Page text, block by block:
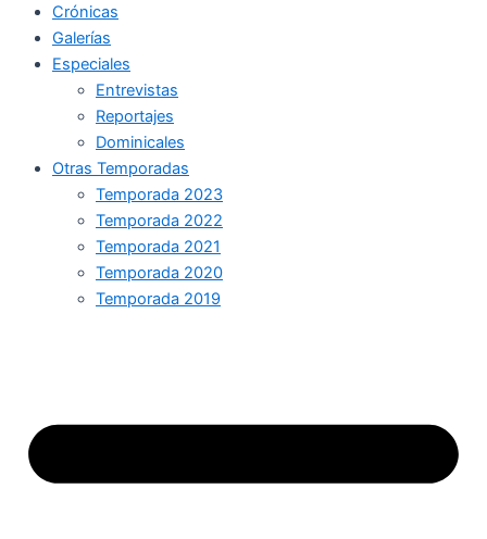
Crónicas
Galerías
Especiales
Entrevistas
Reportajes
Dominicales
Otras Temporadas
Temporada 2023
Temporada 2022
Temporada 2021
Temporada 2020
Temporada 2019